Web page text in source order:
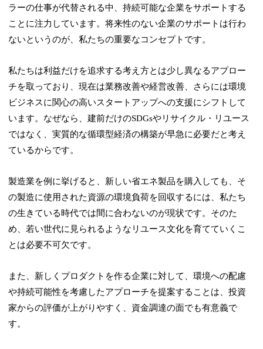
ラーの仕事が代替される中、持続可能な企業をサポートする
ことに注力しています。将来性のない企業のサポートは行わ
ないというのが、私たちの重要なコンセプトです。
私たちは利益だけを追求する考え方とは少し異なるアプロー
チを取っており、現在は業務改善や経営改善、さらには環境
ビジネスに関心の高いスタートアップへの支援にシフトして
います。なぜなら、建前だけのSDGsやリサイクル・リユース
ではなく、実質的な循環型経済の構築が早急に必要だと考え
ているからです。
製造業を例に挙げると、新しい省エネ製品を購入しても、そ
の製造に使用された資源の環境負荷を回収するには、私たち
の生きている時代では間に合わないのが現状です。そのた
め、若い世代に見られるようなリユース文化を育てていくこ
とは必要不可欠です。
また、新しくプロダクトを作る企業に対して、環境への配慮
や持続可能性を考慮したアプローチを提案することは、投資
家からの評価が上がりやすく、資金調達の面でも有意義で
す。